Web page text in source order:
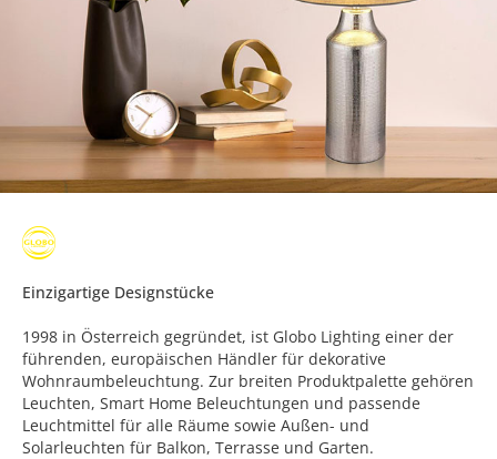
Einzigartige Designstücke
1998 in Österreich gegründet, ist Globo Lighting einer der
führenden, europäischen Händler für dekorative
Wohnraumbeleuchtung. Zur breiten Produktpalette gehören
Leuchten, Smart Home Beleuchtungen und passende
Leuchtmittel für alle Räume sowie Außen- und
Solarleuchten für Balkon, Terrasse und Garten.